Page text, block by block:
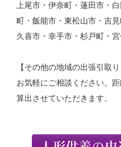
上尾市・伊奈町・蓮田市・
町・飯能市・東松山市・吉
久喜市・幸手市・杉戸町・
【その他の地域の出張引取り
お気軽にご相談ください。
算出させていただきます。